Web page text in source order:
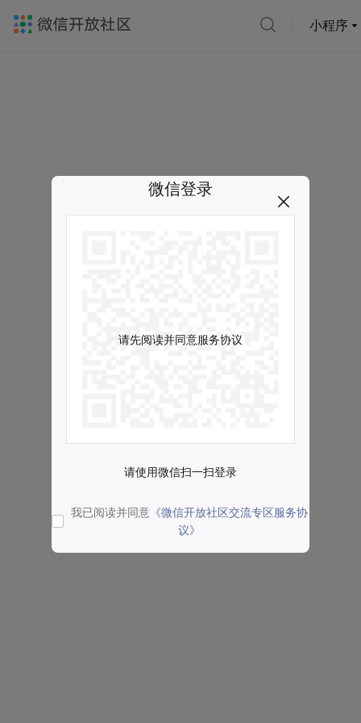
小程序
微信登录
请先阅读并同意服务协议
请使用微信扫一扫登录
我已阅读并同意 《微信开放社区交流专区服务协
议》